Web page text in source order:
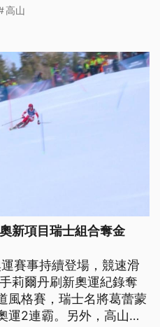
高山
新項目瑞士組合奪金
賽事持續登場，競速滑
莉爾丹刷新奧運紀錄奪
風格賽，瑞士名將葛蕾蒙
運2連霸。另外，高山滑